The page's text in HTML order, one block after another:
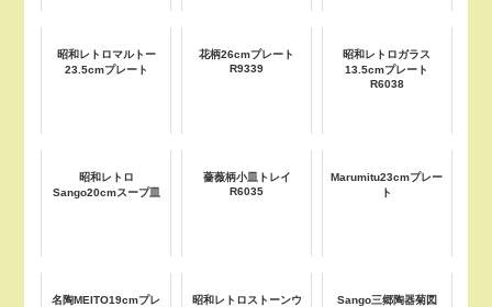
昭和レトロマルトー
23.5cmプレート
花柄26cmプレート
R9339
昭和レトロガラス
13.5cmプレート
R6038
昭和レトロ
Sango20cmスープ皿
薔薇柄小皿トレイ
R6035
Marumitu23cmプレー
ト
名陶MEITO19cmプレ
昭和レトロストーンウ
Sango三郷陶器菊図